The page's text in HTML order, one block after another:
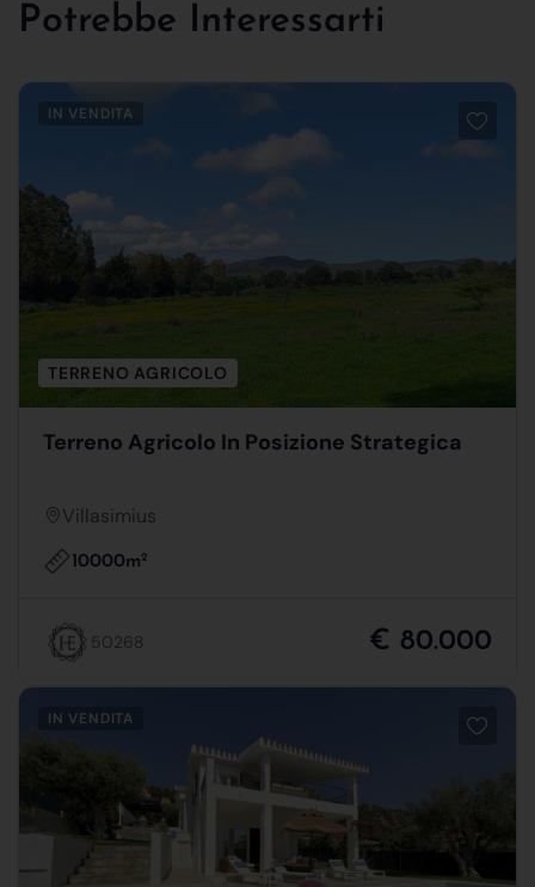
Potrebbe Interessarti
IN VENDITA
TERRENO AGRICOLO
Terreno Agricolo In Posizione Strategica
Villasimius
10000m2
50268 € 80.000
IN VENDITA